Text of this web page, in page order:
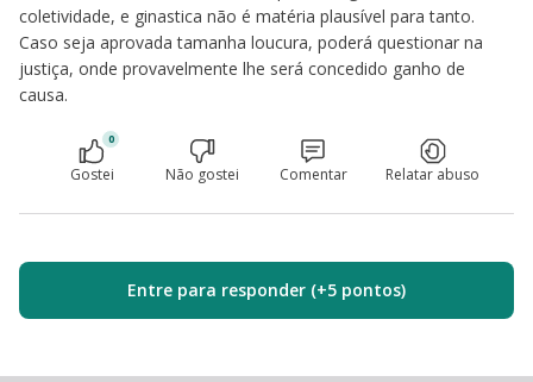
coletividade, e ginastica não é matéria plausível para tanto.
Caso seja aprovada tamanha loucura, poderá questionar na
justiça, onde provavelmente lhe será concedido ganho de
causa.
0
Gostei Não gostei Comentar Relatar abuso
Entre para responder (+5 pontos)